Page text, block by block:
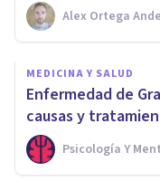
Alex Ortega
MEDICINA Y SALUD
Enfermedad de
causas y
Psicología Y
Síndrome
síntomas,
Oscar Castillero